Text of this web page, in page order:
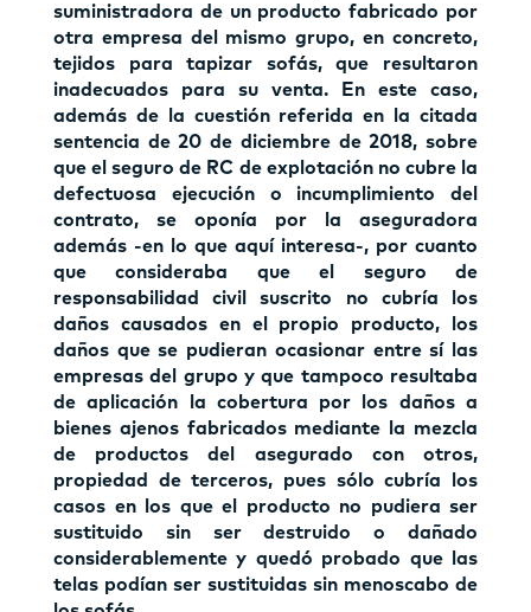
suministradora de un producto fabricado por
otra empresa del mismo grupo, en concreto,
tejidos para tapizar sofás, que resultaron
inadecuados para su venta. En este caso,
además de la cuestión referida en la citada
sentencia de 20 de diciembre de 2018, sobre
que el seguro de RC de explotación no cubre la
defectuosa ejecución o incumplimiento del
contrato, se oponía por la aseguradora
además -en lo que aquí interesa-, por cuanto
que consideraba que el seguro de
responsabilidad civil suscrito no cubría los
daños causados en el propio producto, los
daños que se pudieran ocasionar entre sí las
empresas del grupo y que tampoco resultaba
de aplicación la cobertura por los daños a
bienes ajenos fabricados mediante la mezcla
de productos del asegurado con otros,
propiedad de terceros, pues sólo cubría los
casos en los que el producto no pudiera ser
sustituido sin ser destruido o dañado
considerablemente y quedó probado que las
telas podían ser sustituidas sin menoscabo de